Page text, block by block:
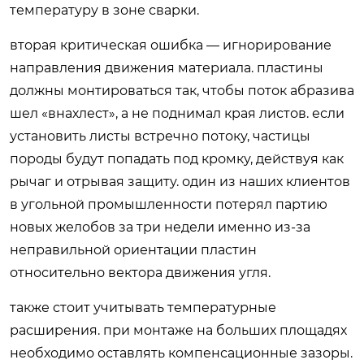
температуру в зоне сварки.
вторая критическая ошибка — игнорирование
направления движения материала. пластины
должны монтироваться так, чтобы поток абразива
шел «внахлест», а не поднимал края листов. если
установить листы встречно потоку, частицы
породы будут попадать под кромку, действуя как
рычаг и отрывая защиту. один из наших клиентов
в угольной промышленности потерял партию
новых желобов за три недели именно из-за
неправильной ориентации пластин
относительно вектора движения угля.
также стоит учитывать температурные
расширения. при монтаже на больших площадях
необходимо оставлять компенсационные зазоры.